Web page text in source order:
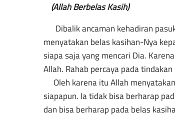
(Allah Berbelas Kasih)
Dibalik ancaman kehadiran
menyatakan belas kasihan-Nya
siapa saja yang mencari Dia.
Allah. Rahab percaya pada
Oleh karena itu Allah
siapapun. Ia tidak bisa berharap
dan bisa berharap pada belas